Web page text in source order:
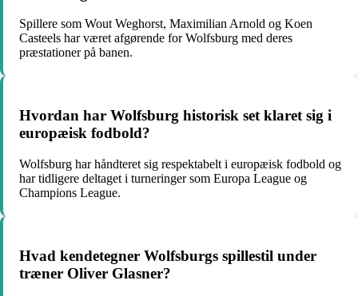
Spillere som Wout Weghorst, Maximilian Arnold og Koen
Casteels har været afgørende for Wolfsburg med deres
præstationer på banen.
Hvordan har Wolfsburg historisk set klaret sig i
europæisk fodbold?
Wolfsburg har håndteret sig respektabelt i europæisk fodbold og
har tidligere deltaget i turneringer som Europa League og
Champions League.
Hvad kendetegner Wolfsburgs spillestil under
træner Oliver Glasner?